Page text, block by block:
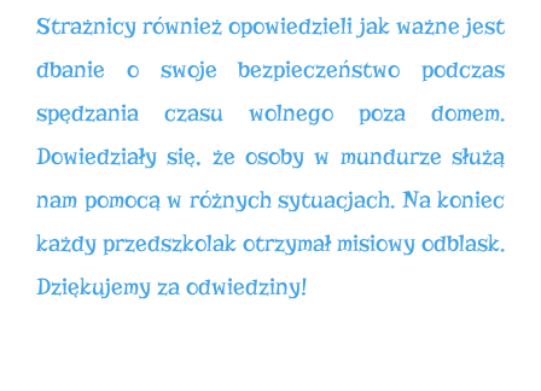
Strażnicy również opowiedzieli jak ważne jest
dbanie o swoje bezpieczeństwo podczas
spędzania czasu wolnego poza domem.
Dowiedziały się, że osoby w mundurze służą
nam pomocą w różnych sytuacjach. Na koniec
każdy przedszkolak otrzymał misiowy odblask.
Dziękujemy za odwiedziny!